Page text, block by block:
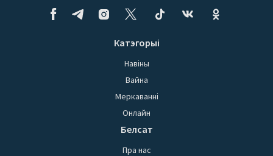
Катэгорыі
Навіны
Вайна
Меркаванні
Онлайн
Белсат
Пра нас